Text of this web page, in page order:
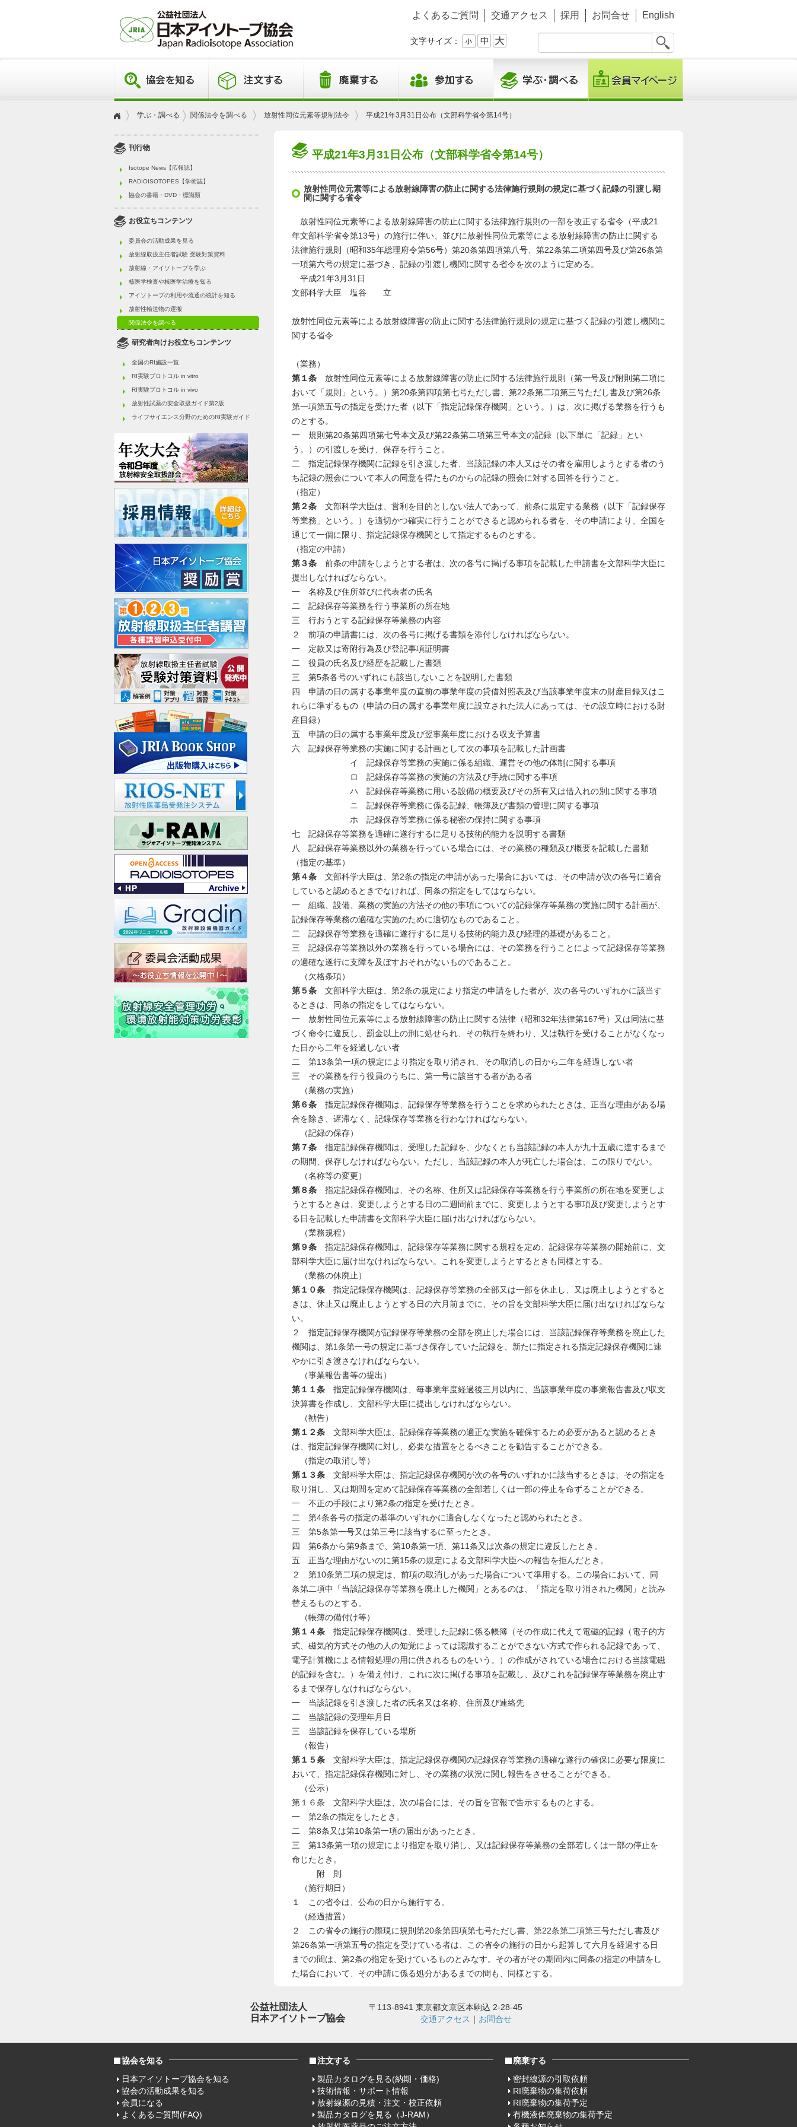
よくあるご質問 交通アクセス 採用 お問合せ English
文字サイズ：
学ぶ・調べる 関係法令を調べる 放射性同位元素等規制法令 平成21年3月31日公布（文部科学省令第14号）
平成21年3月31日公布（文部科学省令第14号）
放射性同位元素等による放射線障害の防止に関する法律施行規則の規定に基づく記録の引渡し期
間に関する省令
放射性同位元素等による放射線障害の防止に関する法律施行規則の一部を改正する省令（平成21
年文部科学省令第13号）の施行に伴い、並びに放射性同位元素等による放射線障害の防止に関する
法律施行規則（昭和35年総理府令第56号）第20条第四項第八号、第22条第二項第四号及び第26条第
一項第六号の規定に基づき、記録の引渡し機関に関する省令を次のように定める。
平成21年3月31日
文部科学大臣 塩谷 立
放射性同位元素等による放射線障害の防止に関する法律施行規則の規定に基づく記録の引渡し機関に
関する省令
（業務）
第１条 放射性同位元素等による放射線障害の防止に関する法律施行規則（第一号及び附則第二項に
おいて「規則」という。）第20条第四項第七号ただし書、第22条第二項第三号ただし書及び第26条
第一項第五号の指定を受けた者（以下「指定記録保存機関」という。）は、次に掲げる業務を行うも
のとする。
一 規則第20条第四項第七号本文及び第22条第二項第三号本文の記録（以下単に「記録」とい
う。）の引渡しを受け、保存を行うこと。
二 指定記録保存機関に記録を引き渡した者、当該記録の本人又はその者を雇用しようとする者のう
ち記録の照会について本人の同意を得たものからの記録の照会に対する回答を行うこと。
（指定）
第２条 文部科学大臣は、営利を目的としない法人であって、前条に規定する業務（以下「記録保存
等業務」という。）を適切かつ確実に行うことができると認められる者を、その申請により、全国を
通じて一個に限り、指定記録保存機関として指定するものとする。
（指定の申請）
第３条 前条の申請をしようとする者は、次の各号に掲げる事項を記載した申請書を文部科学大臣に
提出しなければならない。
一 名称及び住所並びに代表者の氏名
二 記録保存等業務を行う事業所の所在地
三 行おうとする記録保存等業務の内容
２ 前項の申請書には、次の各号に掲げる書類を添付しなければならない。
一 定款又は寄附行為及び登記事項証明書
二 役員の氏名及び経歴を記載した書類
三 第5条各号のいずれにも該当しないことを説明した書類
四 申請の日の属する事業年度の直前の事業年度の貸借対照表及び当該事業年度末の財産目録又はこ
れらに準ずるもの（申請の日の属する事業年度に設立された法人にあっては、その設立時における財
産目録）
五 申請の日の属する事業年度及び翌事業年度における収支予算書
六 記録保存等業務の実施に関する計画として次の事項を記載した計画書
イ 記録保存等業務の実施に係る組織、運営その他の体制に関する事項
ロ 記録保存等業務の実施の方法及び手続に関する事項
ハ 記録保存等業務に用いる設備の概要及びその所有又は借入れの別に関する事項
ニ 記録保存等業務に係る記録、帳簿及び書類の管理に関する事項
ホ 記録保存等業務に係る秘密の保持に関する事項
七 記録保存等業務を適確に遂行するに足りる技術的能力を説明する書類
八 記録保存等業務以外の業務を行っている場合には、その業務の種類及び概要を記載した書類
（指定の基準）
第４条 文部科学大臣は、第2条の指定の申請があった場合においては、その申請が次の各号に適合
していると認めるときでなければ、同条の指定をしてはならない。
一 組織、設備、業務の実施の方法その他の事項についての記録保存等業務の実施に関する計画が、
記録保存等業務の適確な実施のために適切なものであること。
二 記録保存等業務を適確に遂行するに足りる技術的能力及び経理的基礎があること。
三 記録保存等業務以外の業務を行っている場合には、その業務を行うことによって記録保存等業務
の適確な遂行に支障を及ぼすおそれがないものであること。
（欠格条項）
第５条 文部科学大臣は、第2条の規定により指定の申請をした者が、次の各号のいずれかに該当す
るときは、同条の指定をしてはならない。
一 放射性同位元素等による放射線障害の防止に関する法律（昭和32年法律第167号）又は同法に基
づく命令に違反し、罰金以上の刑に処せられ、その執行を終わり、又は執行を受けることがなくなっ
た日から二年を経過しない者
二 第13条第一項の規定により指定を取り消され、その取消しの日から二年を経過しない者
三 その業務を行う役員のうちに、第一号に該当する者がある者
（業務の実施）
第６条 指定記録保存機関は、記録保存等業務を行うことを求められたときは、正当な理由がある場
合を除き、遅滞なく、記録保存等業務を行わなければならない。
（記録の保存）
第７条 指定記録保存機関は、受理した記録を、少なくとも当該記録の本人が九十五歳に達するまで
の期間、保存しなければならない。ただし、当該記録の本人が死亡した場合は、この限りでない。
（名称等の変更）
第８条 指定記録保存機関は、その名称、住所又は記録保存等業務を行う事業所の所在地を変更しよ
うとするときは、変更しようとする日の二週間前までに、変更しようとする事項及び変更しようとす
る日を記載した申請書を文部科学大臣に届け出なければならない。
（業務規程）
第９条 指定記録保存機関は、記録保存等業務に関する規程を定め、記録保存等業務の開始前に、文
部科学大臣に届け出なければならない。これを変更しようとするときも同様とする。
（業務の休廃止）
第１０条 指定記録保存機関は、記録保存等業務の全部又は一部を休止し、又は廃止しようとすると
きは、休止又は廃止しようとする日の六月前までに、その旨を文部科学大臣に届け出なければならな
い。
２ 指定記録保存機関が記録保存等業務の全部を廃止した場合には、当該記録保存等業務を廃止した
機関は、第1条第一号の規定に基づき保存していた記録を、新たに指定される指定記録保存機関に速
やかに引き渡さなければならない。
（事業報告書等の提出）
第１１条 指定記録保存機関は、毎事業年度経過後三月以内に、当該事業年度の事業報告書及び収支
決算書を作成し、文部科学大臣に提出しなければならない。
（勧告）
第１２条 文部科学大臣は、記録保存等業務の適正な実施を確保するため必要があると認めるとき
は、指定記録保存機関に対し、必要な措置をとるべきことを勧告することができる。
（指定の取消し等）
第１３条 文部科学大臣は、指定記録保存機関が次の各号のいずれかに該当するときは、その指定を
取り消し、又は期間を定めて記録保存等業務の全部若しくは一部の停止を命ずることができる。
一 不正の手段により第2条の指定を受けたとき。
二 第4条各号の指定の基準のいずれかに適合しなくなったと認められたとき。
三 第5条第一号又は第三号に該当するに至ったとき。
四 第6条から第9条まで、第10条第一項、第11条又は次条の規定に違反したとき。
五 正当な理由がないのに第15条の規定による文部科学大臣への報告を拒んだとき。
２ 第10条第二項の規定は、前項の取消しがあった場合について準用する。この場合において、同
条第二項中「当該記録保存等業務を廃止した機関」とあるのは、「指定を取り消された機関」と読み
替えるものとする。
（帳簿の備付け等）
第１４条 指定記録保存機関は、受理した記録に係る帳簿（その作成に代えて電磁的記録（電子的方
式、磁気的方式その他の人の知覚によっては認識することができない方式で作られる記録であって、
電子計算機による情報処理の用に供されるものをいう。）の作成がされている場合における当該電磁
的記録を含む。）を備え付け、これに次に掲げる事項を記載し、及びこれを記録保存等業務を廃止す
るまで保存しなければならない。
一 当該記録を引き渡した者の氏名又は名称、住所及び連絡先
二 当該記録の受理年月日
三 当該記録を保存している場所
（報告）
第１５条 文部科学大臣は、指定記録保存機関の記録保存等業務の適確な遂行の確保に必要な限度に
おいて、指定記録保存機関に対し、その業務の状況に関し報告をさせることができる。
（公示）
第１６条 文部科学大臣は、次の場合には、その旨を官報で告示するものとする。
一 第2条の指定をしたとき。
二 第8条又は第10条第一項の届出があったとき。
三 第13条第一項の規定により指定を取り消し、又は記録保存等業務の全部若しくは一部の停止を
命じたとき。
附 則
（施行期日）
１ この省令は、公布の日から施行する。
（経過措置）
２ この省令の施行の際現に規則第20条第四項第七号ただし書、第22条第二項第三号ただし書及び
第26条第一項第五号の指定を受けている者は、この省令の施行の日から起算して六月を経過する日
までの間は、第2条の指定を受けているものとみなす。その者がその期間内に同条の指定の申請をし
た場合において、その申請に係る処分があるまでの間も、同様とする。
刊行物
Isotope News【広報誌】
RADIOISOTOPES【学術誌】
協会の書籍・DVD・標識類
お役立ちコンテンツ
委員会の活動成果を見る
放射線取扱主任者試験 受験対策資料
放射線・アイソトープを学ぶ
核医学検査や核医学治療を知る
アイソトープの利用や流通の統計を知る
放射性輸送物の運搬
関係法令を調べる
研究者向けお役立ちコンテンツ
全国のRI施設一覧
RI実験プロトコル in vitro
RI実験プロトコル in vivo
放射性試薬の安全取扱ガイド第2版
ライフサイエンス分野のためのRI実験ガイド
公益社団法人
日本アイソトープ協会
〒113-8941 東京都文京区本駒込 2-28-45
交通アクセス ｜ お問合せ
協会を知る
日本アイソトープ協会を知る
協会の活動成果を知る
会員になる
よくあるご質問(FAQ)
注文する
製品カタログを見る(納期・価格)
技術情報・サポート情報
放射線源の見積・注文・校正依頼
製品カタログを見る（J-RAM）
廃棄する
密封線源の引取依頼
RI廃棄物の集荷依頼
RI廃棄物の集荷予定
有機液体廃棄物の集荷予定